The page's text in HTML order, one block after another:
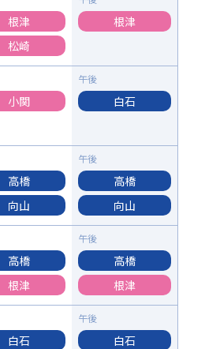
根津
松崎
根津
小関 白石
高橋
向山
高橋
向山
高橋
根津
高橋
根津
白石
白石